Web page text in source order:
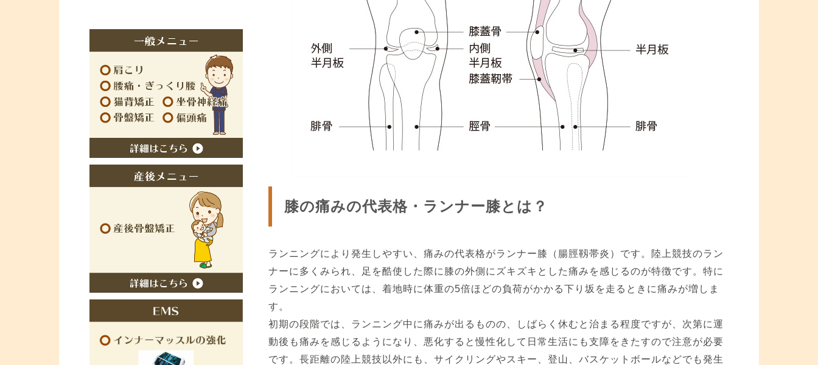
膝の痛みの代表格・ランナー膝とは？
ランニングにより発生しやすい、痛みの代表格がランナー膝（腸脛靱帯炎）です。陸上競技のラン
ナーに多くみられ、足を酷使した際に膝の外側にズキズキとした痛みを感じるのが特徴です。特に
ランニングにおいては、着地時に体重の5倍ほどの負荷がかかる下り坂を走るときに痛みが増しま
す。
初期の段階では、ランニング中に痛みが出るものの、しばらく休むと治まる程度ですが、次第に運
動後も痛みを感じるようになり、悪化すると慢性化して日常生活にも支障をきたすので注意が必要
です。長距離の陸上競技以外にも、サイクリングやスキー、登山、バスケットボールなどでも発生